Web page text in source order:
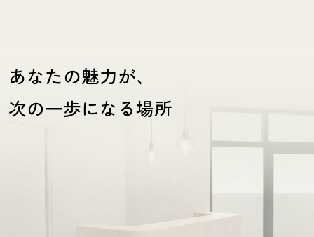
あなたの魅力が、
次の一歩になる場所